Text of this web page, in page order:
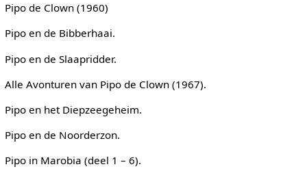
Pipo de Clown (1960)
Pipo en de Bibberhaai.
Pipo en de Slaapridder.
Alle Avonturen van Pipo de Clown (1967).
Pipo en het Diepzeegeheim.
Pipo en de Noorderzon.
Pipo in Marobia (deel 1 – 6).